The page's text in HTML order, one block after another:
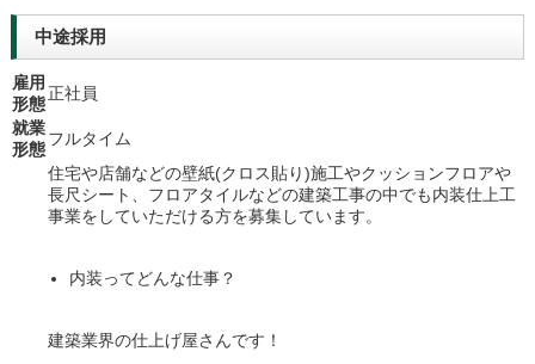
中途採用
雇用
形態
正社員
就業
形態
フルタイム
住宅や店舗などの壁紙(クロス貼り)施工やクッションフロアや
長尺シート、フロアタイルなどの建築工事の中でも内装仕上工
事業をしていただける方を募集しています。
内装ってどんな仕事？
建築業界の仕上げ屋さんです！